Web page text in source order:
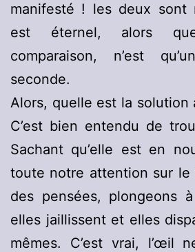
manifesté ! les deux sont
est éternel, alors
comparaison, n’est
seconde.
Alors, quelle est la solution
C’est bien entendu de
Sachant qu’elle est en
toute notre attention sur le
des pensées, plongeons
elles jaillissent et elles
mêmes. C’est vrai, l’œil